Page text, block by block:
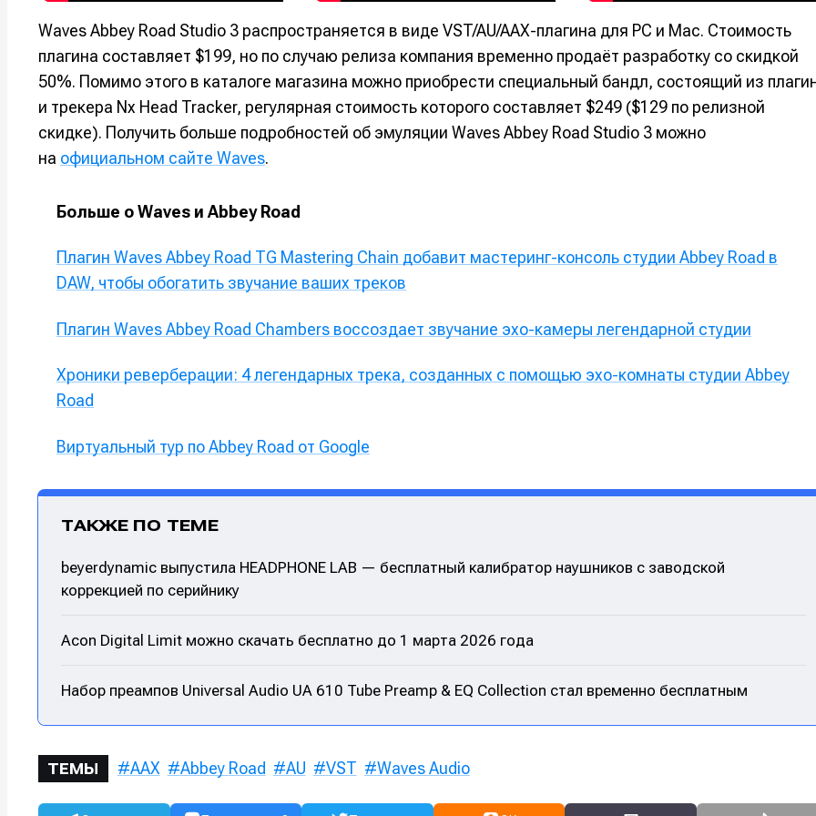
Информация
Информация
Waves Abbey Road Studio 3 распространяется в виде VST/AU/AAX-плагина для PC и Mac. Стоимость
плагина составляет $199, но по случаю релиза компания временно продаёт разработку со скидкой
50%. Помимо этого в каталоге магазина можно приобрести специальный бандл, состоящий из
и трекера Nx Head Tracker, регулярная стоимость которого составляет $249 ($129 по релизной
скидке). Получить больше подробностей об эмуляции Waves Abbey Road Studio 3 можно
на официальном сайте Waves.
Больше о Waves и Abbey Road
Плагин Waves Abbey Road TG Mastering Chain добавит мастеринг-консоль студии Abbey Road в
DAW, чтобы обогатить звучание ваших треков
Плагин Waves Abbey Road Chambers воссоздает звучание эхо-камеры легендарной студии
Хроники реверберации: 4 легендарных трека, созданных с помощью эхо-комнаты студии Abbey
Road
Виртуальный тур по Abbey Road от Google
ТАКЖЕ ПО ТЕМЕ
beyerdynamic выпустила HEADPHONE LAB — бесплатный калибратор наушников с заводской
коррекцией по серийнику
Acon Digital Limit можно скачать бесплатно до 1 марта 2026 года
Набор преампов Universal Audio UA 610 Tube Preamp & EQ Collection стал временно бесплатным
ТЕМЫ AAX Abbey Road AU VST Waves Audio